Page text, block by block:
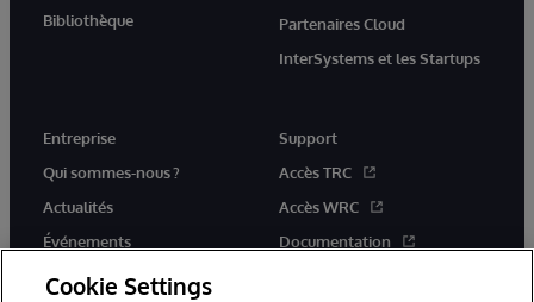
Bibliothèque
Partenaires Cloud
InterSystems et les Startups
Entreprise
Qui sommes-nous ?
Actualités
Événements
Rejoignez-nous
Support
Accès TRC
Accès WRC
Documentation
Cookie Settings